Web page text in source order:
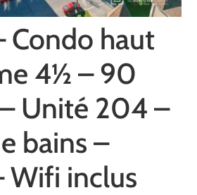
Condo haut
4½ – 90
Unité 204 –
bains –
Wifi inclus